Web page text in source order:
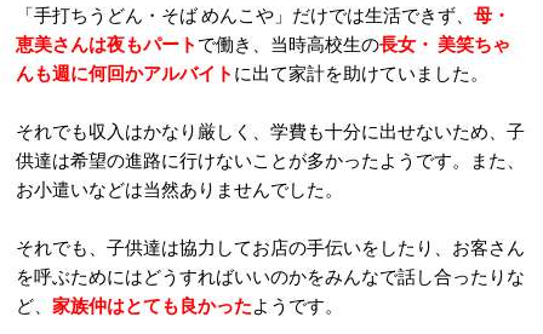
「手打ちうどん・そば めんこや」だけでは生活できず、 母・
恵美さんは夜もパート で働き、当時高校生の長女・ 美笑ちゃ
んも週に何回かアルバイト に出て家計を助けていました。
それでも収入はかなり厳しく、 学費も十分に出せないため、子
供達は希望の進路に行けないことが多かったようです。ま た、
お小遣いなどは当然ありませんでした。
それでも、子供達は協力してお店の手伝いをしたり、お客さん
を呼ぶためにはどうすればいいのかをみんなで話し合ったりな
ど、 家族仲はとても良かったようです。